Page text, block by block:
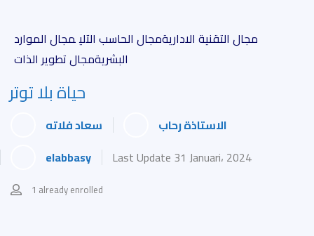
مجال التقنية الاداريةمجال الحاسب الآليمجال الموارد
البشريةمجال تطوير الذات
حياة بلا توتر
سعاد فلاته
الاستاذة رحاب
elabbasy
Last Update 31 Januari، 2024
1 already enrolled